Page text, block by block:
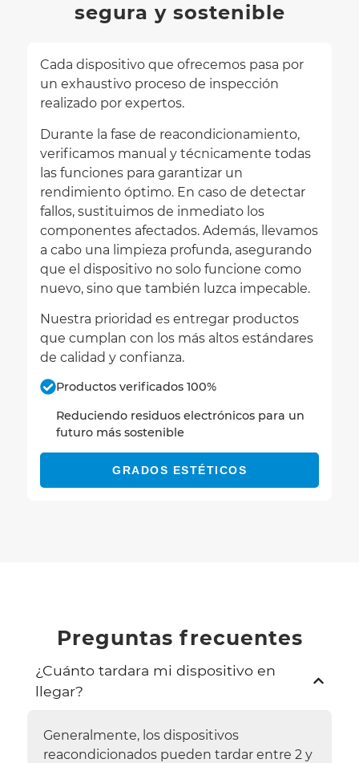
segura y sostenible
Cada dispositivo que ofrecemos pasa por
un exhaustivo proceso de inspección
realizado por expertos.
Durante la fase de reacondicionamiento,
verificamos manual y técnicamente todas
las funciones para garantizar un
rendimiento óptimo. En caso de detectar
fallos, sustituimos de inmediato los
componentes afectados. Además, llevamos
a cabo una limpieza profunda, asegurando
que el dispositivo no solo funcione como
nuevo, sino que también luzca impecable.
Nuestra prioridad es entregar productos
que cumplan con los más altos estándares
de calidad y confianza.
Productos verificados 100%
Reduciendo residuos electrónicos para un
futuro más sostenible
GRADOS ESTÉTICOS
Preguntas frecuentes
¿Cuánto tardara mi dispositivo en
llegar?
Generalmente, los dispositivos
reacondicionados pueden tardar entre 2 y